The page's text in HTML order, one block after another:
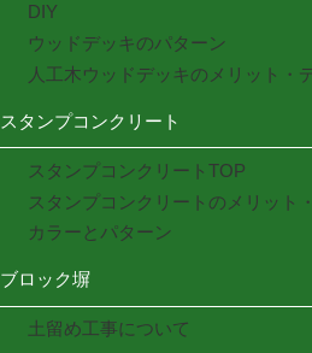
DIY
ウッドデッキのパターン
人工木ウッドデッキのメリット・
スタンプコンクリート
スタンプコンクリートTOP
スタンプコンクリートのメリット
カラーとパターン
ブロック塀
土留め工事について